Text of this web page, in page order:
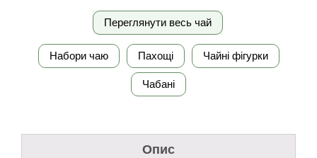
Переглянути весь чай
Набори чаю Пахощі Чайні фігурки
Чабані
Опис